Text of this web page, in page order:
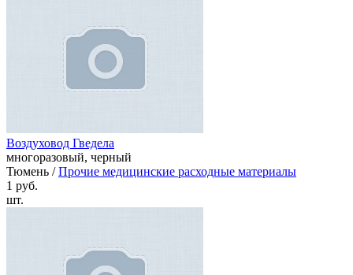
Воздуховод Гведела
многоразовый, черный
Тюмень /Прочие медицинские расходные материалы
1 руб.
шт.